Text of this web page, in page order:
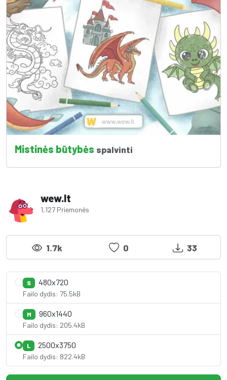
Mistinės būtybės spalvinti
wew.lt
1,127 Priemonės
1.7k 0 33
S 480x720
Failo dydis: 75.5kB
M 960x1440
Failo dydis: 205.4kB
L 2500x3750
Failo dydis: 822.4kB